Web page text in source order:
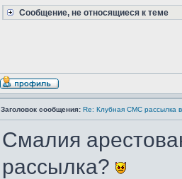
Сообщение, не относящиеся к теме
Заголовок сообщения: Re: Клубная СМС рассылка
Смалия
рассылка?